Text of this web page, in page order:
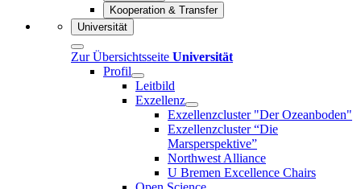
Kooperation & Transfer
Universität
Zur Übersichtsseite Universität
Profil
Leitbild
Exzellenz
Exzellenzcluster "Der Ozeanboden"
Exzellenzcluster “Die
Marsperspektive”
Northwest Alliance
U Bremen Excellence Chairs